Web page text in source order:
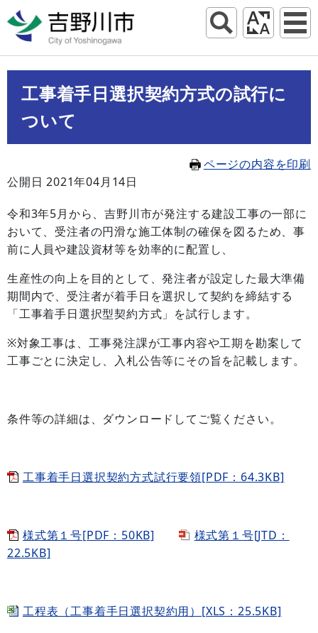
工事着手日選択契約方式の試行に
ついて
ページの内容を印刷
公開日 2021年04月14日
令和3年5月から、吉野川市が発注する建設工事の一部に
おいて、受注者の円滑な施工体制の確保を図るため、事
前に人員や建設資材等を効率的に配置し、
生産性の向上を目的として、発注者が設定した最大準備
期間内で、受注者が着手日を選択して契約を締結する
「工事着手日選択型契約方式」を試行します。
※対象工事は、工事発注課が工事内容や工期を勘案して
工事ごとに決定し、入札公告等にその旨を記載します。
条件等の詳細は、ダウンロードしてご覧ください。
工事着手日選択契約方式試行要領[PDF：64.3KB]
様式第１号[PDF：50KB]
様式第１号[JTD：
22.5KB]
工程表（工事着手日選択契約用）[XLS：25.5KB]